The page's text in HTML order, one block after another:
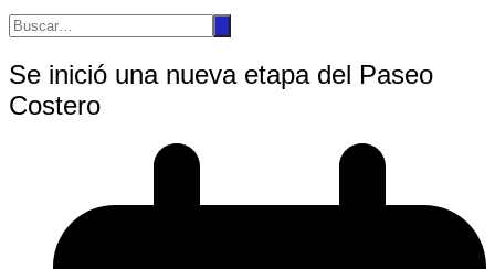
Se inició una nueva etapa del Paseo
Costero